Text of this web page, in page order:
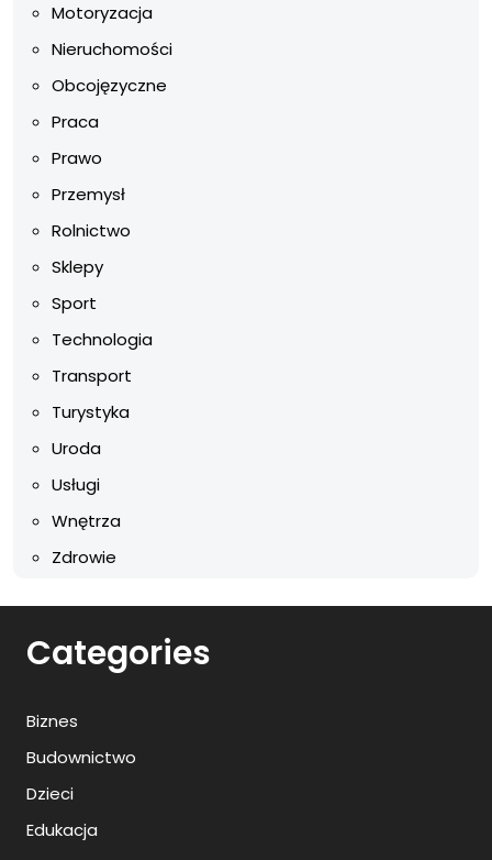
Motoryzacja
Nieruchomości
Obcojęzyczne
Praca
Prawo
Przemysł
Rolnictwo
Sklepy
Sport
Technologia
Transport
Turystyka
Uroda
Usługi
Wnętrza
Zdrowie
Categories
Biznes
Budownictwo
Dzieci
Edukacja